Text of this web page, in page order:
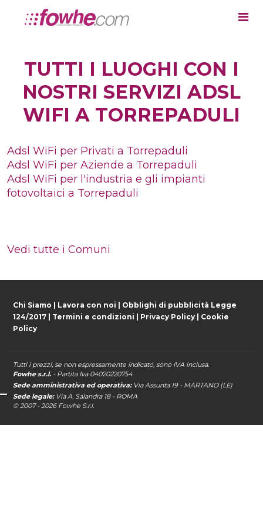
TUTTI I LUOGHI CON I
NOSTRI SERVIZI ADSL
WIFI A TORREPADULI
Adsl WiFi per Privati a Torrepaduli
Adsl WiFi per Aziende a Torrepaduli
Adsl WiFi per l'industria e gli impianti
fotovoltaici a Torrepaduli
Vedi tutte i Comuni
Chi Siamo | Lavora con noi | Obblighi di pubblicità Legge
124/2017 | Termini e condizioni | Privacy Policy | Cookie
Policy
Tutti i prezzi, se non espressamente indicato, sono IVA inclusa.
Fowhe s.r.l. - Partita Iva 04020220754
Sede amministrativa ed operativa:Via Assunta 19 - MARTANO (LE)
Sede legale:Via A. Salandra 18 - ROMA
© 2007 - 2026 Fowhe S.r.l.